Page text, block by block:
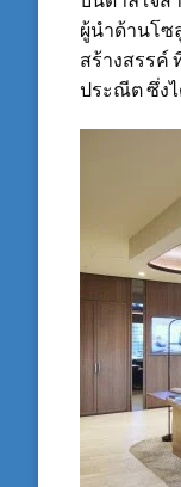
ผู้นำด้านโซ
สร้างสรรค์
ประณีต ซึ่ง